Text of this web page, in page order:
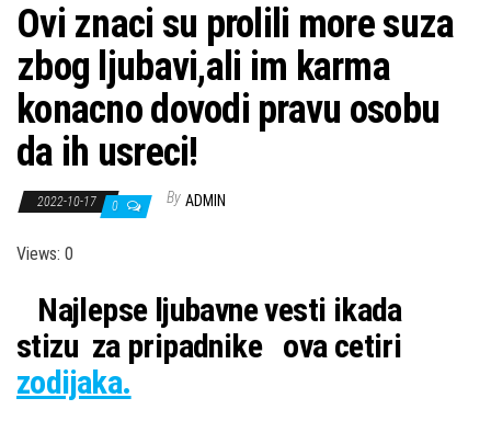
Ovi znaci su prolili more suza
zbog ljubavi,ali im karma
konacno dovodi pravu osobu
da ih usreci!
2022-10-17 0 By ADMIN
Views: 0
Najlepse ljubavne vesti ikada
stizu za pripadnike ova cetiri
zodijaka.